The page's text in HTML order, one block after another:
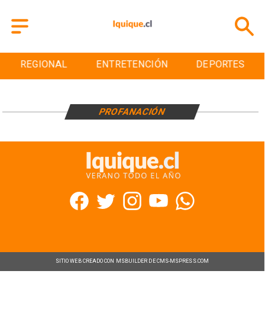
REGIONAL ENTRETENCIÓN DEPORTES
PROFANACIÓN
SITIO WEB CREADO CON MSBUILDER DE CMS-MSPRESS.COM